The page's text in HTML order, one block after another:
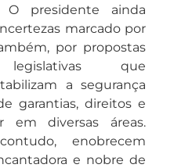
O presidente ainda
marcado por
por propostas
que
a segurança
garantias, direitos e
em diversas áreas.
enobrecem
e nobre de